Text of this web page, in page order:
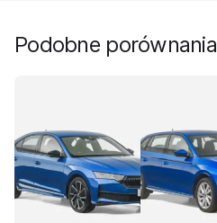
Podobne porównania